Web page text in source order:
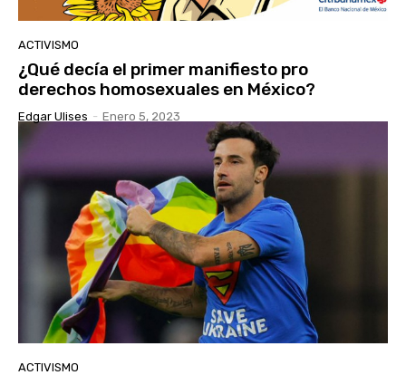
ACTIVISMO
¿Qué decía el primer manifiesto pro
derechos homosexuales en México?
Edgar Ulises - Enero 5, 2023
ACTIVISMO